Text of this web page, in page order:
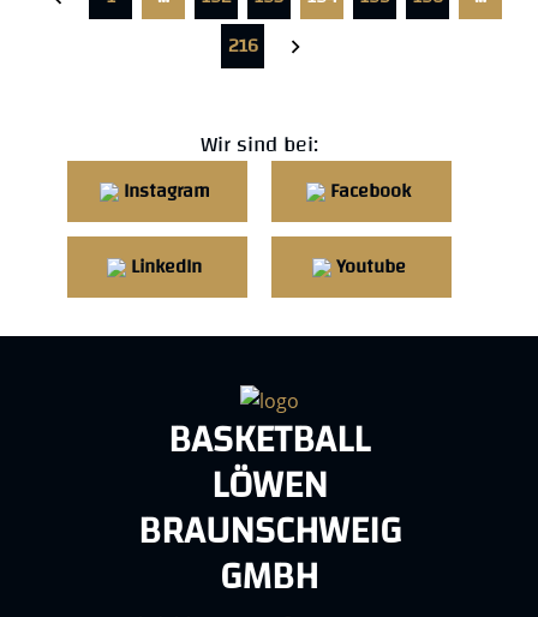
216
Wir sind bei:
Instagram Facebook
LinkedIn Youtube
BASKETBALL
LÖWEN
BRAUNSCHWEIG
GMBH